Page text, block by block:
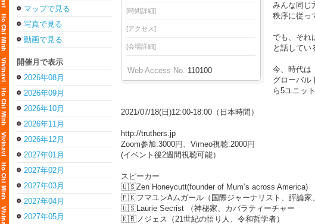
マップで見る
写真で見る
動画で見る
開催月で表示
2026年08月
2026年09月
2026年10月
2026年11月
2026年12月
2027年01月
2027年02月
2027年03月
2027年04月
2027年05月
[時間詳細]
[アクセス]
[会場詳細]
Web Access No. 110100
みんな同じ
秩序に従っ
でも、それ
と話してい
今、時代は
グローバル
ら5ユニッ
2021/07/18(日)12:00-18:00（日本時間）
http://truthers.jp
Zoom参加:3000円、Vimeo視聴:2000円
(イベント後2週間視聴可能）
スピーカー
🇺🇸Zen Honeycutt(founder of Mum’s across America)
🇵🇰フマユンAムガール（国際ジャーナリスト、評論家
🇺🇸Laurie Secrist （神秘家、カバラティーチャー
🇰🇷ノジェス（21世紀の悟り人、令和哲学者）